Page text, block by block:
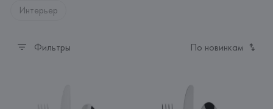
Интерьер
Фильтры По новинкам